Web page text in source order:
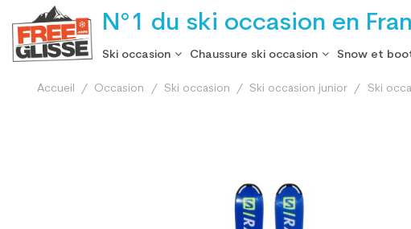
N°1 du ski occasion en
Ski occasion Chaussure ski occasion Snow et
Accueil Occasion Ski occasion Ski occasion junior Ski